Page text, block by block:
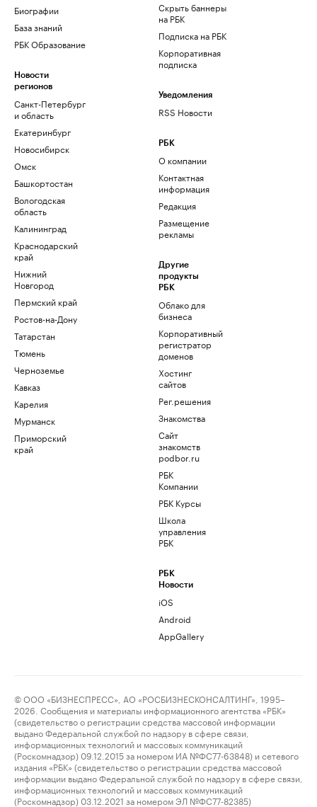
Биографии
База знаний
РБК Образование
Новости
регионов
Санкт-Петербург
и область
Екатеринбург
Новосибирск
Омск
Башкортостан
Вологодская
область
Калининград
Краснодарский
край
Нижний
Новгород
Пермский край
Ростов-на-Дону
Татарстан
Тюмень
Черноземье
Кавказ
Карелия
Мурманск
Приморский
край
Скрыть баннеры
на РБК
Подписка на РБК
Корпоративная
подписка
Уведомления
RSS Новости
РБК
О компании
Контактная
информация
Редакция
Размещение
рекламы
Другие
продукты
РБК
Облако для
бизнеса
Корпоративный
регистратор
доменов
Хостинг
сайтов
Рег.решения
Знакомства
Сайт
знакомств
podbor.ru
РБК
Компании
РБК Курсы
Школа
управления
РБК
РБК
Новости
iOS
Android
AppGallery
© ООО «БИЗНЕСПРЕСС», АО «РОСБИЗНЕСКОНСАЛТИНГ», 1995–
2026. Сообщения и материалы информационного агентства «РБК»
(свидетельство о регистрации средства массовой информации
выдано Федеральной службой по надзору в сфере связи,
информационных технологий и массовых коммуникаций
(Роскомнадзор) 09.12.2015 за номером ИА №ФС77-63848) и сетевого
издания «РБК» (свидетельство о регистрации средства массовой
информации выдано Федеральной службой по надзору в сфере связи,
информационных технологий и массовых коммуникаций
(Роскомнадзор) 03.12.2021 за номером ЭЛ №ФС77-82385)